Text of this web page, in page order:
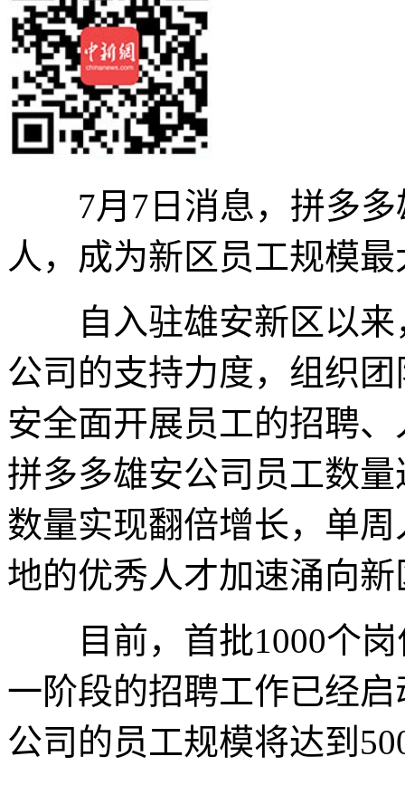
7月7日消息，拼多多
人，成为新区员工规模
自入驻雄安新区以来
公司的支持力度，组织
安全面开展员工的招聘
拼多多雄安公司员工数
数量实现翻倍增长，单
地的优秀人才加速涌向新
目前，首批1000个岗
一阶段的招聘工作已经
公司的员工规模将达到